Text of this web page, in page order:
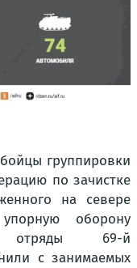
группировки
по зачистке
на севере
оборону
отряды 69-й
с занимаемых